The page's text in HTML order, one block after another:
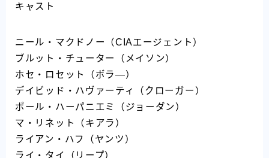
キャスト
ニール・マクドノー（CIAエージェント）
ブルット・チューター（メイソン）
ホセ・ロセット（ボラ―）
デイビッド・ハヴァーティ（クローガー）
ポール・ハーパニエミ（ジョーダン）
マ・リネット（キアラ）
ライアン・ハフ（ヤンツ）
ライ・タイ（リープ）